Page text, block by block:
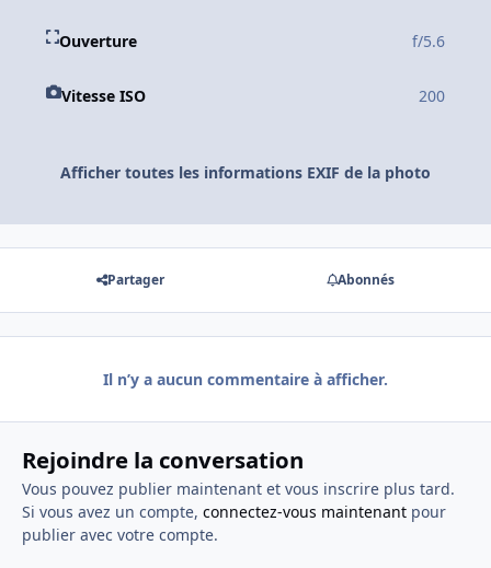
Ouverture f/5.6
Vitesse ISO 200
Afficher toutes les informations EXIF de la photo
Partager Abonnés
Il n’y a aucun commentaire à afficher.
Rejoindre la conversation
Vous pouvez publier maintenant et vous inscrire plus tard.
Si vous avez un compte, connectez-vous maintenantpour
publier avec votre compte.